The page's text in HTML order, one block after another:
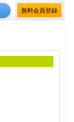
無料会員登録